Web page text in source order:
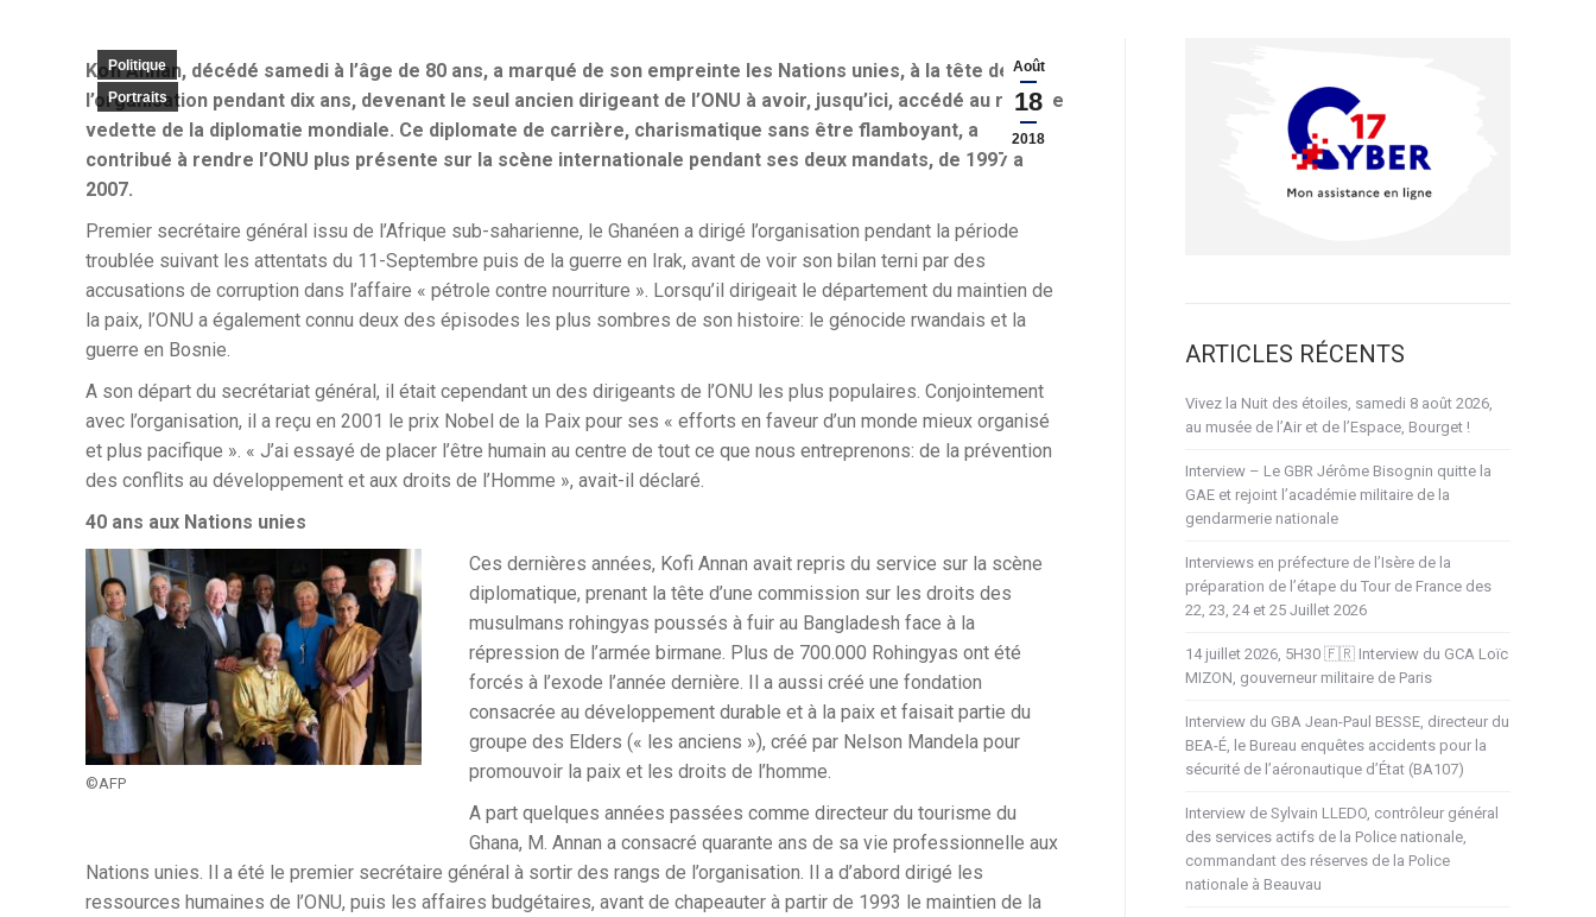
Août
18
2018
Politique
Portraits
Kofi Annan, décédé samedi à l’âge de 80 ans, a marqué de son empreinte les Nations unies, à la tête de
l’organisation pendant dix ans, devenant le seul ancien dirigeant de l’ONU à avoir, jusqu’ici, accédé au rang de
vedette de la diplomatie mondiale. Ce diplomate de carrière, charismatique sans être flamboyant, a
contribué à rendre l’ONU plus présente sur la scène internationale pendant ses deux mandats, de 1997 à
2007.
Premier secrétaire général issu de l’Afrique sub-saharienne, le Ghanéen a dirigé l’organisation pendant la période
troublée suivant les attentats du 11-Septembre puis de la guerre en Irak, avant de voir son bilan terni par des
accusations de corruption dans l’affaire « pétrole contre nourriture ». Lorsqu’il dirigeait le département du maintien de
la paix, l’ONU a également connu deux des épisodes les plus sombres de son histoire: le génocide rwandais et la
guerre en Bosnie.
A son départ du secrétariat général, il était cependant un des dirigeants de l’ONU les plus populaires. Conjointement
avec l’organisation, il a reçu en 2001 le prix Nobel de la Paix pour ses « efforts en faveur d’un monde mieux organisé
et plus pacifique ». « J’ai essayé de placer l’être humain au centre de tout ce que nous entreprenons: de la prévention
des conflits au développement et aux droits de l’Homme », avait-il déclaré.
40 ans aux Nations unies
©AFP
Ces dernières années, Kofi Annan avait repris du service sur la scène
diplomatique, prenant la tête d’une commission sur les droits des
musulmans rohingyas poussés à fuir au Bangladesh face à la
répression de l’armée birmane. Plus de 700.000 Rohingyas ont été
forcés à l’exode l’année dernière. Il a aussi créé une fondation
consacrée au développement durable et à la paix et faisait partie du
groupe des Elders (« les anciens »), créé par Nelson Mandela pour
promouvoir la paix et les droits de l’homme.
A part quelques années passées comme directeur du tourisme du
Ghana, M. Annan a consacré quarante ans de sa vie professionnelle aux
Nations unies. Il a été le premier secrétaire général à sortir des rangs de l’organisation. Il a d’abord dirigé les
ressources humaines de l’ONU, puis les affaires budgétaires, avant de chapeauter à partir de 1993 le maintien de la
ARTICLES RÉCENTS
Vivez la Nuit des étoiles, samedi 8 août 2026,
au musée de l’Air et de l’Espace, Bourget !
Interview – Le GBR Jérôme Bisognin quitte la
GAE et rejoint l’académie militaire de la
gendarmerie nationale
Interviews en préfecture de l’Isère de la
préparation de l’étape du Tour de France des
22, 23, 24 et 25 Juillet 2026
14 juillet 2026, 5H30 🇫🇷 Interview du GCA Loïc
MIZON, gouverneur militaire de Paris
Interview du GBA Jean-Paul BESSE, directeur du
BEA-É, le Bureau enquêtes accidents pour la
sécurité de l’aéronautique d’État (BA107)
Interview de Sylvain LLEDO, contrôleur général
des services actifs de la Police nationale,
commandant des réserves de la Police
nationale à Beauvau